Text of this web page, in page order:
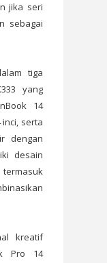
jika seri
sebagai
tiga
yang
14
inci, serta
dengan
desain
kreatif
Pro 14